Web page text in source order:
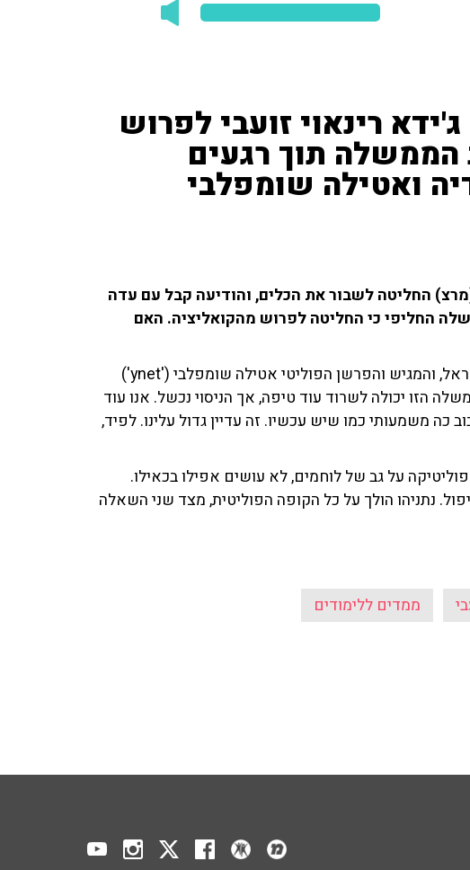
רינאוי זועבי לפרוש
הממשלה תוך רגעים
ואטילה שומפלבי
החליטה לשבור את הכלים, והודיעה קבל עם עדה
כי החליטה לפרוש מהקואליציה. האם
טלי בן עובדיה, מעורכות החדשות המובילות בישראל, והמגיש והפרשן הפוליטי אטילה שומפלבי ('ynet')
הזו יכולה לשרוד עוד טיפה, אך הניסוי נכשל. אנו עוד
כה משמעותי כמו שיש עכשיו. זה עדיין גדול עלינו. לפיד,
על גב של לוחמים, לא עושים אפילו בכאילו.
נתניהו הולך על כל הקופה הפוליטית, מצד שני השאלה
ממדים ללימודים